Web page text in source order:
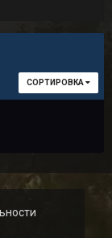
СОРТИРОВКА